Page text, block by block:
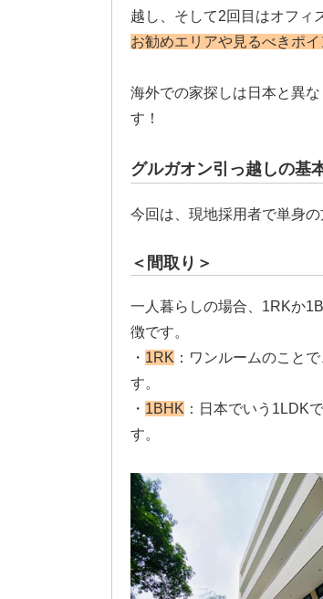
越し、そして2回目はオフィ
お勧めエリアや見るべきポ
海外での家探しは日本と異
す！
グルガオン引っ越しの基
今回は、現地採用者で単身
＜間取り＞
一人暮らしの場合、1RKか
徴です。
・ 1RK ：ワンルームのこと
す。
・ 1BHK ：日本でいう1LDK
す。